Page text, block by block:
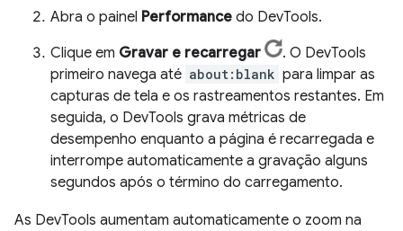
Abra o painel Performance do DevTools.
Clique em Gravar e recarregar
. O DevTools
primeiro navega até about:blank para limpar as
capturas de tela e os rastreamentos restantes. Em
seguida, o DevTools grava métricas de
desempenho enquanto a página é recarregada e
interrompe automaticamente a gravação alguns
segundos após o término do carregamento.
As DevTools aumentam automaticamente o zoom na